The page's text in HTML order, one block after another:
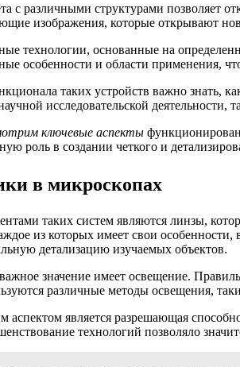
с различными структурами позволяет
изображения, которые открывают
технологии, основанные на
особенности и области применения,
таких устройств важно знать,
исследовательской
ключевые аспекты
роль в создании четкого и
в микроскопах
таких систем являются линзы,
из которых имеет свои
детализацию изучаемых объектов.
значение имеет освещение.
различные методы освещения,
является разрешающая
технологий позволяло